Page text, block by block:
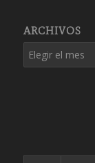
ARCHIVOS